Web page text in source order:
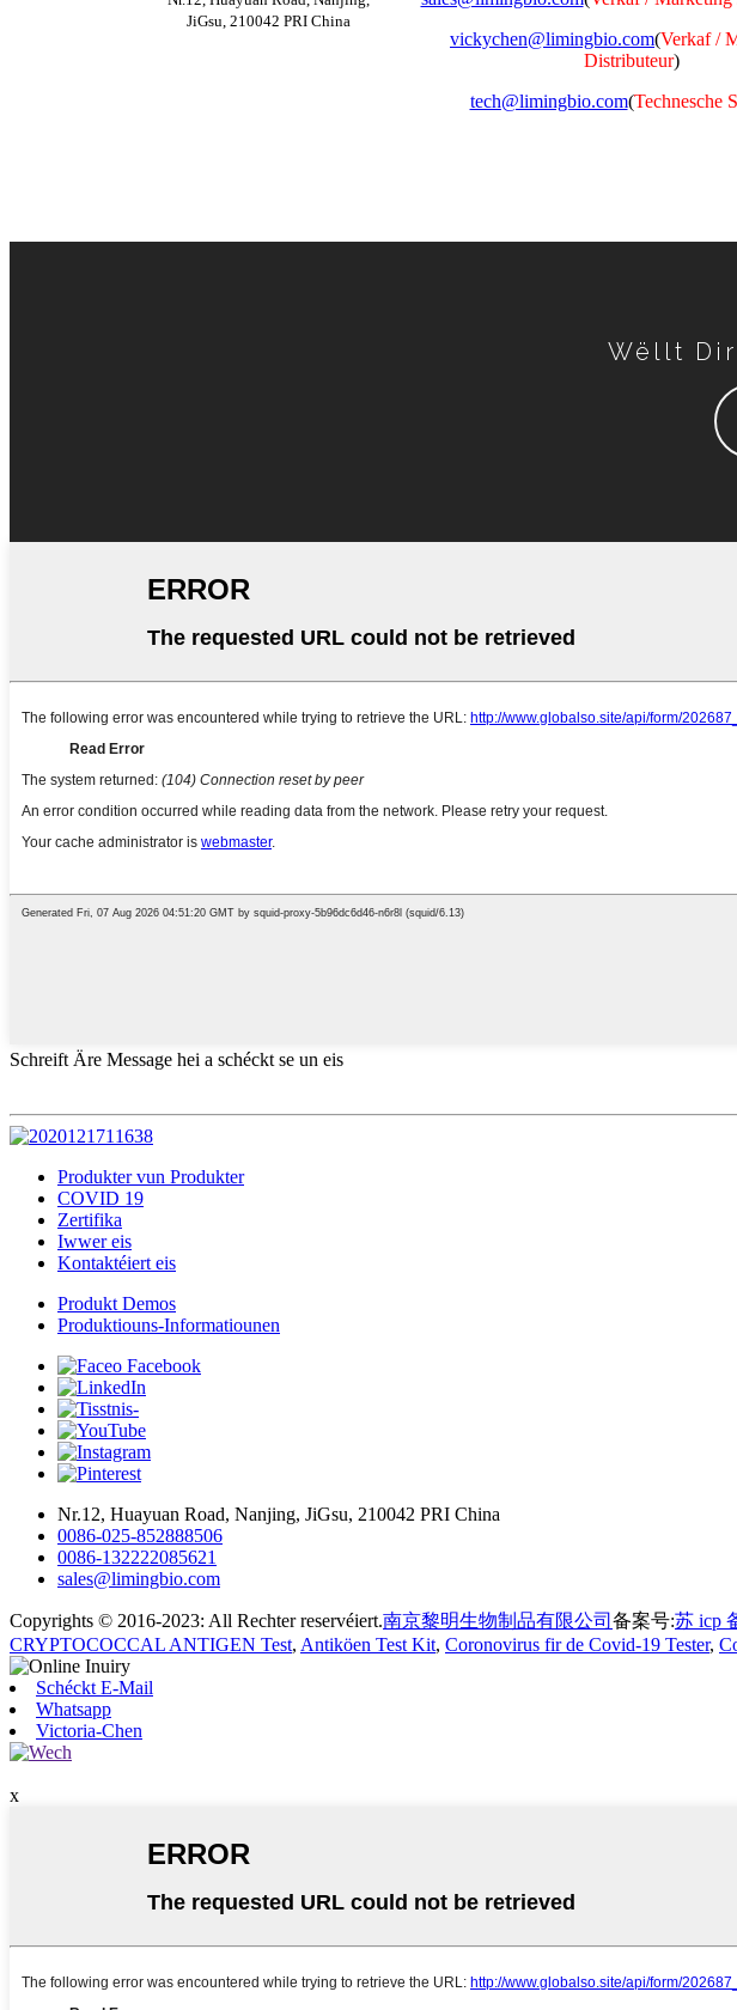
JiGsu, 210042 PRI China
vickychen@limingbio.com(Verkaf /
Distributeur)
tech@limingbio.com(Technesche
Wëllt
Schreift Äre Message hei a schéckt se un eis
Produkter vun Produkter
COVID 19
Zertifika
Iwwer eis
Kontaktéiert eis
Produkt Demos
Produktiouns-Informatiounen
Nr.12, Huayuan Road, Nanjing, JiGsu, 210042 PRI China
0086-025-852888506
0086-132222085621
sales@limingbio.com
Copyrights © 2016-2023: All Rechter reservéiert.南京黎明生物制品有限公司 备案号:苏 icp
CRYPTOCOCCAL ANTIGEN Test, Antiköen Test Kit, Coronovirus fir de Covid-19 Tester,
Schéckt E-Mail
Whatsapp
Victoria-Chen
x